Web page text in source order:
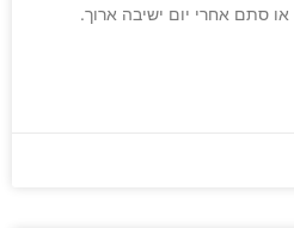
או סתם אחרי יום ישיבה ארוך.